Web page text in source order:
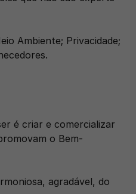
Ambiente; Privacidade;
é criar e comercializar
o Bem-
agradável, do